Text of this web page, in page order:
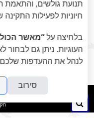
תקעים /
חיפוש
תנועת גולשים, והתאמת
חיוניות לפעילות
בלחיצה על“מאשר
העוגיות. ניתן גם לבחור
לנהל את ההעדפות
סירוב